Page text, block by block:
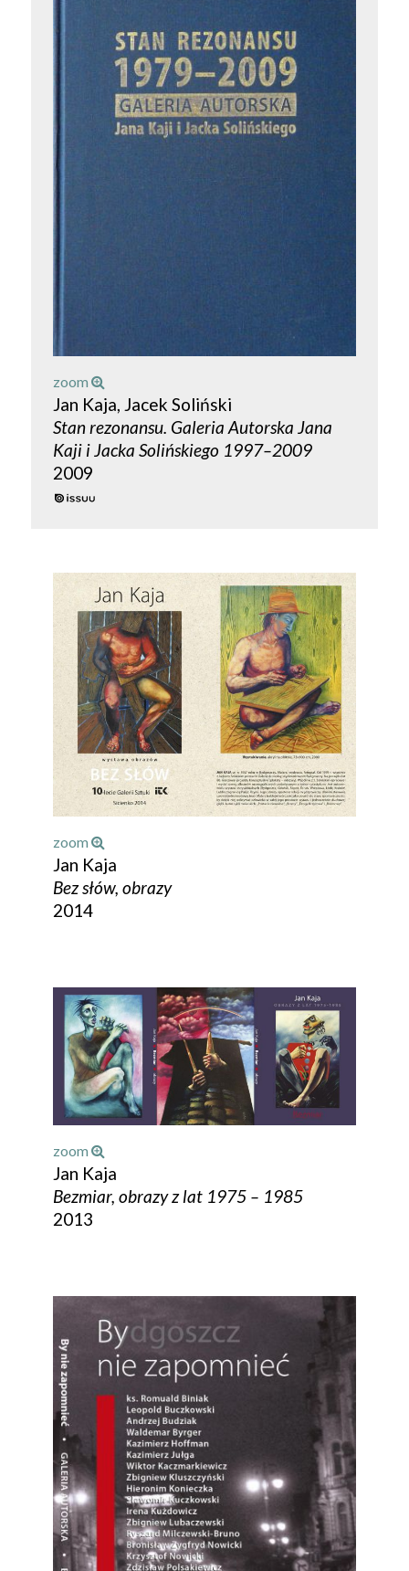
zoom
Jan Kaja, Jacek Soliński
Stan rezonansu. Galeria Autorska Jana
Kaji i Jacka Solińskiego 1997–2009
2009
zoom
Jan Kaja
Bez słów, obrazy
2014
zoom
Jan Kaja
Bezmiar, obrazy z lat 1975 – 1985
2013